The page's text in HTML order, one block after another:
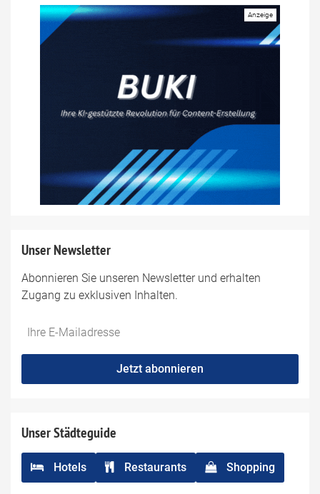
Unser Newsletter
Abonnieren Sie unseren Newsletter und erhalten
Zugang zu exklusiven Inhalten.
Do
fill
*Ihre
Mailadresse:
Jetzt abonnieren
Unser Städteguide
Hotels Restaurants Shopping